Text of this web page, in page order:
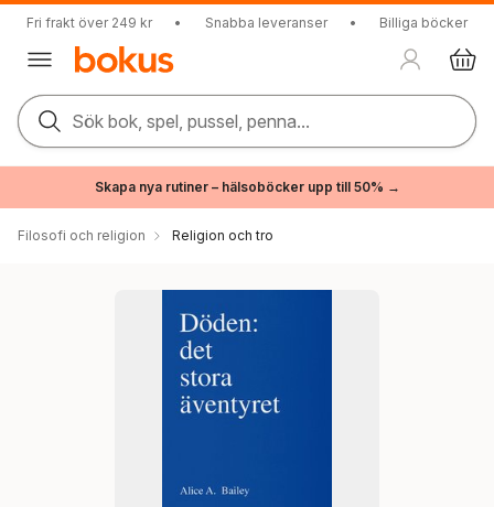
Fri frakt över 249 kr • Snabba leveranser • Billiga böcker
Sök bok, spel, pussel, penna...
Skapa nya rutiner – hälsoböcker upp till 50% →
Filosofi och religion Religion och tro